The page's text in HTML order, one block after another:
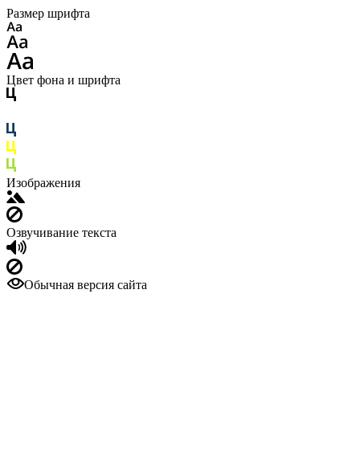
Размер шрифта
Цвет фона и шрифта
Изображения
Озвучивание текста
Обычная версия сайта